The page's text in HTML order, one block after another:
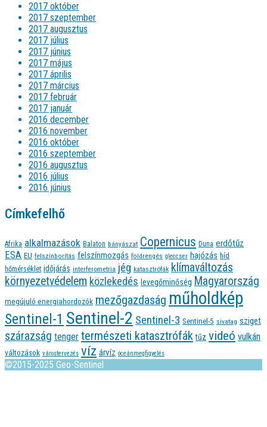
2017 október
2017 szeptember
2017 augusztus
2017 július
2017 június
2017 május
2017 április
2017 március
2017 február
2017 január
2016 december
2016 november
2016 október
2016 szeptember
2016 augusztus
2016 július
2016 június
Címkefelhő
Afrika alkalmazások Balaton bányászat Copernicus Duna erdőtűz
ESA EU felszínborítás felszínmozgás földrengés gleccser hajózás híd
hőmérséklet időjárás interferometria jég katasztrófák klímaváltozás
környezetvédelem közlekedés levegőminőség Magyarország
megújuló energiahordozók mezőgazdaság műholdkép
Sentinel-1 Sentinel-2 Sentinel-3 Sentinel-5 sivatag sziget
szárazság tenger természeti katasztrófák tűz videó vulkán
változások várostervezés víz árvíz óceánmegfigyelés
©2015-2025 Geo-Sentinel